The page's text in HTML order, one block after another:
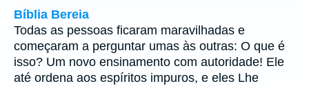
Bíblia Bereia
Todas as pessoas ficaram maravilhadas e
começaram a perguntar umas às outras: O que é
isso? Um novo ensinamento com autoridade! Ele
até ordena aos espíritos impuros, e eles Lhe